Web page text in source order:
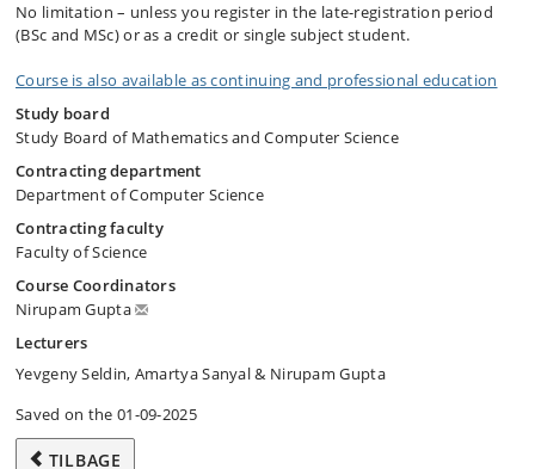
No limitation – unless you register in the late-registration period
(BSc and MSc) or as a credit or single subject student.
Course is also available as continuing and professional education
Study board
Study Board of Mathematics and Computer Science
Contracting department
Department of Computer Science
Contracting faculty
Faculty of Science
Course Coordinators
Nirupam Gupta
Lecturers
Yevgeny Seldin, Amartya Sanyal & Nirupam Gupta
Saved on the 01-09-2025
TILBAGE